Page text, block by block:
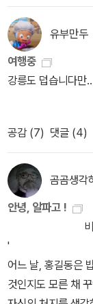
조금만 더 깊이 생
본 적 있지? 나쁜 사
이들을 도와주는 의
는 홍길동 등이 대
어. 니콜라오 성인
것을 빼앗아 나누지
앗는다면 그것을
대해 한 번쯤 생각
스의 기원이 성 니
숙한 빨간 옷을 입
지가 만들어진 것
이미지. 이와 관련
타할아버지가 없다
과 합방하길 원하
시 그런 일이 얼마
렇게 서자로 태어
못하여 한탄하는
끼전>은 내가 알고
용 즉 토끼가 별주
이 결말이 아니었다
을 살리지 못한 죄
시 용왕에 잡혀와
를 발휘하여 살아돌
반부에 지나지 않
서 항변하는 내용이
나 하나뿐인 소중
기 위해 병 없이 성
다. 누구에게나 생
유부만두
여행중
강릉도 덥습니다만
공감 (7) 댓글 (4)
곰곰생각
안녕, 알파고 !
어느 날, 홍길동은
것인지도 모른 채